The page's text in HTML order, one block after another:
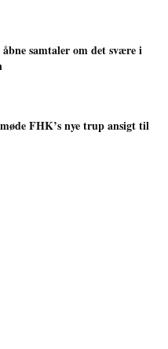
samtaler om det svære i
FHK’s nye trup ansigt til